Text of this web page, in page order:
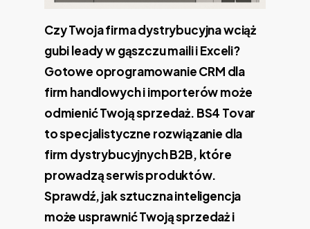
Czy Twoja firma dystrybucyjna wciąż
gubi leady w gąszczu maili i Exceli?
Gotowe oprogramowanie CRM dla
firm handlowych i importerów może
odmienić Twoją sprzedaż. BS4 Tovar
to specjalistyczne rozwiązanie dla
firm dystrybucyjnych B2B, które
prowadzą serwis produktów.
Sprawdź, jak sztuczna inteligencja
może usprawnić Twoją sprzedaż i